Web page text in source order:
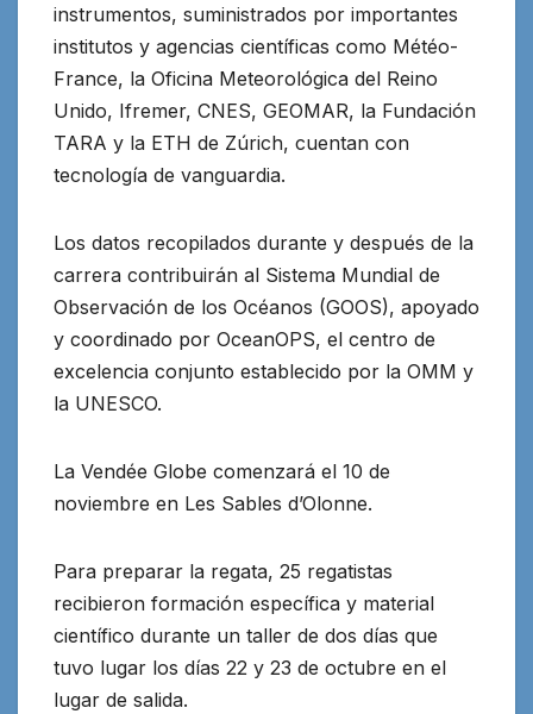
instrumentos, suministrados por importantes
institutos y agencias científicas como Météo-
France, la Oficina Meteorológica del Reino
Unido, Ifremer, CNES, GEOMAR, la Fundación
TARA y la ETH de Zúrich, cuentan con
tecnología de vanguardia.
Los datos recopilados durante y después de la
carrera contribuirán al Sistema Mundial de
Observación de los Océanos (GOOS), apoyado
y coordinado por OceanOPS, el centro de
excelencia conjunto establecido por la OMM y
la UNESCO.
La Vendée Globe comenzará el 10 de
noviembre en Les Sables d’Olonne.
Para preparar la regata, 25 regatistas
recibieron formación específica y material
científico durante un taller de dos días que
tuvo lugar los días 22 y 23 de octubre en el
lugar de salida.